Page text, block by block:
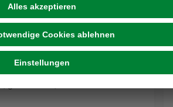
»Signum Exklusiv«,